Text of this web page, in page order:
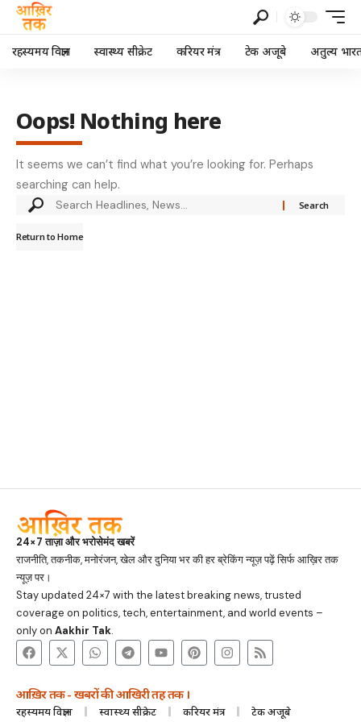
रहस्यमय विज्ञान स्वास्थ्य सीक्रेट करियर मंत्र टेक अजूबे अतुल्य
Oops! Nothing here
It seems we can’t find what you’re looking for. Perhaps
searching can help.
Return to Home
24×7 ताज़ा और भरोसेमंद खबरें
राजनीति, तकनीक, मनोरंजन, खेल और दुनिया भर की हर ब्रेकिंग न्यूज़ पढ़ें सिर्फ आख़िर तक
न्यूज़ पर।
Stay updated 24×7 with the latest breaking news, trusted
coverage on politics, tech, entertainment, and world events –
only on Aakhir Tak.
आख़िर तक - खबरों की आखिरी तह तक ।
रहस्यमय विज्ञान स्वास्थ्य सीक्रेट करियर मंत्र टेक अजूबे